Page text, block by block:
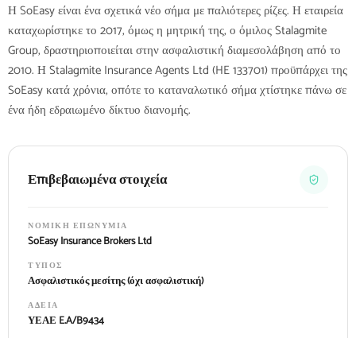
Η SoEasy είναι ένα σχετικά νέο σήμα με παλιότερες ρίζες. Η εταιρεία
καταχωρίστηκε το 2017, όμως η μητρική της, ο όμιλος Stalagmite
Group, δραστηριοποιείται στην ασφαλιστική διαμεσολάβηση από το
2010. Η Stalagmite Insurance Agents Ltd (HE 133701) προϋπάρχει της
SoEasy κατά χρόνια, οπότε το καταναλωτικό σήμα χτίστηκε πάνω σε
ένα ήδη εδραιωμένο δίκτυο διανομής.
Επιβεβαιωμένα στοιχεία
ΝΟΜΙΚΉ ΕΠΩΝΥΜΊΑ
SoEasy Insurance Brokers Ltd
ΤΎΠΟΣ
Ασφαλιστικός μεσίτης (όχι ασφαλιστική)
ΆΔΕΙΑ
ΥΕΑΕ E.A/B9434